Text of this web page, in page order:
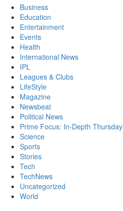
Business
Education
Entertainment
Events
Health
International News
IPL
Leagues & Clubs
LifeStyle
Magazine
Newsbeat
Political News
Prime Focus: In-Depth Thursday
Science
Sports
Stories
Tech
TechNews
Uncategorized
World